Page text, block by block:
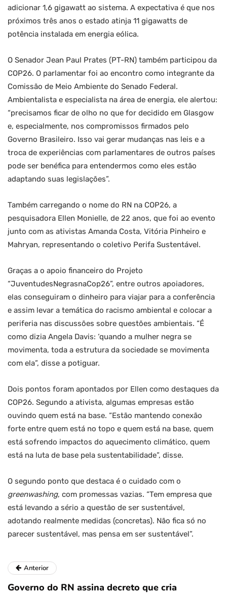
adicionar 1,6 gigawatt ao sistema. A expectativa é que nos
próximos três anos o estado atinja 11 gigawatts de
potência instalada em energia eólica.
O Senador Jean Paul Prates (PT-RN) também participou da
COP26. O parlamentar foi ao encontro como integrante da
Comissão de Meio Ambiente do Senado Federal.
Ambientalista e especialista na área de energia, ele alertou:
“precisamos ficar de olho no que for decidido em Glasgow
e, especialmente, nos compromissos firmados pelo
Governo Brasileiro. Isso vai gerar mudanças nas leis e a
troca de experiências com parlamentares de outros países
pode ser benéfica para entendermos como eles estão
adaptando suas legislações”.
Também carregando o nome do RN na COP26, a
pesquisadora Ellen Monielle, de 22 anos, que foi ao evento
junto com as ativistas Amanda Costa, Vitória Pinheiro e
Mahryan, representando o coletivo Perifa Sustentável.
Graças a o apoio financeiro do Projeto
“JuventudesNegrasnaCop26”, entre outros apoiadores,
elas conseguiram o dinheiro para viajar para a conferência
e assim levar a temática do racismo ambiental e colocar a
periferia nas discussões sobre questões ambientais. “É
como dizia Angela Davis: ‘quando a mulher negra se
movimenta, toda a estrutura da sociedade se movimenta
com ela”, disse a potiguar.
Dois pontos foram apontados por Ellen como destaques da
COP26. Segundo a ativista, algumas empresas estão
ouvindo quem está na base. “Estão mantendo conexão
forte entre quem está no topo e quem está na base, quem
está sofrendo impactos do aquecimento climático, quem
está na luta de base pela sustentabilidade”, disse.
O segundo ponto que destaca é o cuidado com o
greenwashing, com promessas vazias. “Tem empresa que
está levando a sério a questão de ser sustentável,
adotando realmente medidas (concretas). Não fica só no
parecer sustentável, mas pensa em ser sustentável”.
Anterior
Governo do RN assina decreto que cria